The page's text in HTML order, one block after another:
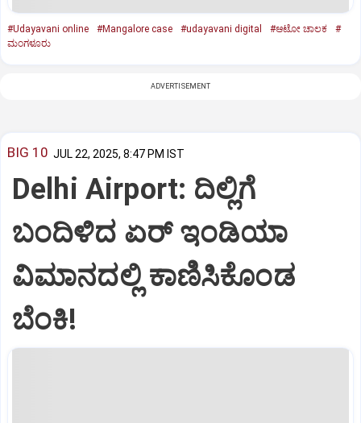
#Udayavani online #Mangalore case #udayavani digital #ಆಟೋ ಚಾಲಕ
#
ಮಂಗಳೂರು
ADVERTISEMENT
BIG 10 JUL 22, 2025, 8:47 PM IST
Delhi Airport: ದಿಲ್ಲಿಗೆ
ಬಂದಿಳಿದ ಏರ್‌ ಇಂಡಿಯಾ
ವಿಮಾನದಲ್ಲಿ ಕಾಣಿಸಿಕೊಂಡ
ಬೆಂಕಿ!